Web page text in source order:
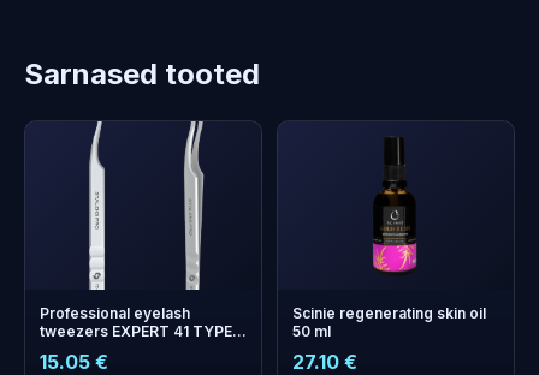
Sarnased tooted
Professional eyelash
tweezers EXPERT 41 TYPE 6
15.05 €
Scinie regenerating skin oil
50 ml
27.10 €